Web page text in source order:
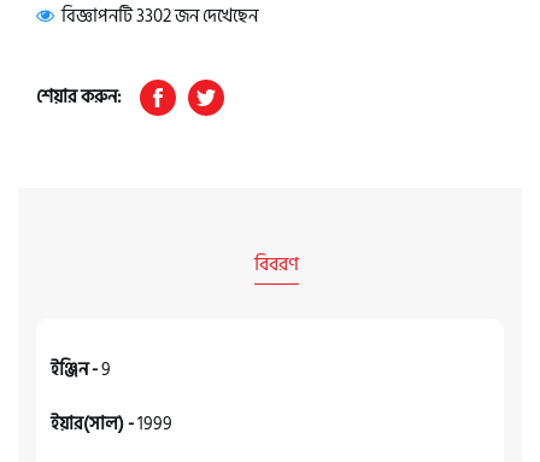
বিজ্ঞাপনটি 3302 জন দেখেছেন
শেয়ার করুন:
বিবরণ
ইঞ্জিন -9
ইয়ার(সাল) -1999